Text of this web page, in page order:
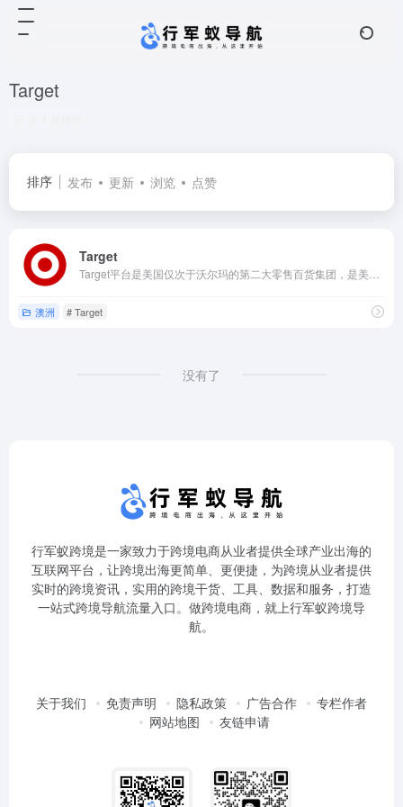
Target
排序 发布 更新 浏览 点赞
Target
澳洲 # Target
没有了
行军蚁跨境是一家致力于跨境电商从业者提供全球产业出海的
互联网平台，让跨境出海更简单、更便捷，为跨境从业者提供
实时的跨境资讯，实用的跨境干货、工具、数据和服务，打造
一站式跨境导航流量入口。做跨境电商，就上行军蚁跨境导
航。
关于我们 免责声明 隐私政策 广告合作
专栏作者
网站地图
友链申请